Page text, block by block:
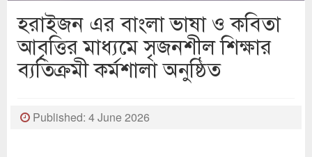
হরাইজন এর বাংলা ভাষা ও কবিতা
আবৃত্তির মাধ্যমে সৃজনশীল শিক্ষার
ব্যতিক্রমী কর্মশালা অনুষ্ঠিত
Published: 4 June 2026